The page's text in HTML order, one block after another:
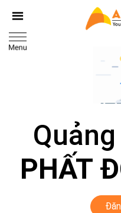
PHẤT